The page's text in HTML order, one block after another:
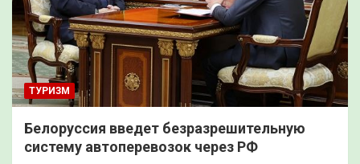
ТУРИЗМ
Белоруссия введет безразрешительную
систему автоперевозок через РФ